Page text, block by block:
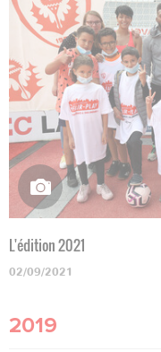
L'édition 2021
02/09/2021
2019